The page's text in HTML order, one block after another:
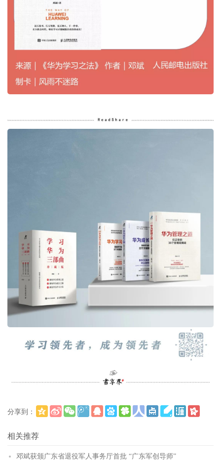
分享到：
相关推荐
邓斌获颁广东省退役军人事务厅首批 “广东军创导师”